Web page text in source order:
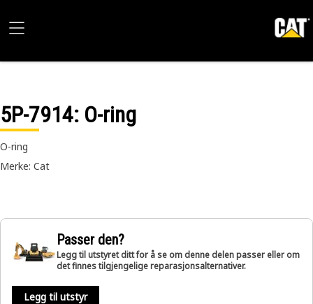
5P-7914: O-ring
O-ring
Merke: Cat
Passer den?
Legg til utstyret ditt for å se om denne delen passer eller om
det finnes tilgjengelige reparasjonsalternativer.
Legg til utstyr